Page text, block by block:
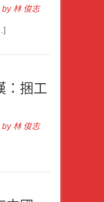
by 林 俊志
：捆工
by 林 俊志